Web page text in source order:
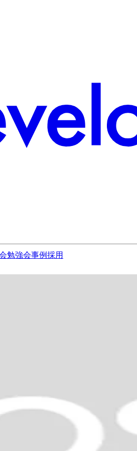
勉強会事例採用